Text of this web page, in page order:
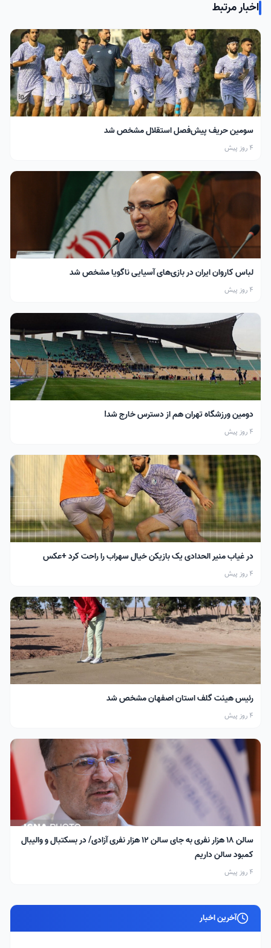
اخبار مرتبط
سومین حریف پیش‌فصل استقلال مشخص شد
4 روز پیش
لباس کاروان ایران در بازی‌های آسیایی ناگویا مشخص شد
4 روز پیش
دومین ورزشگاه تهران هم از دسترس خارج شد!
4 روز پیش
در غیاب منیر الحدادی یک بازیکن خیال سهراب را راحت کرد +عکس
4 روز پیش
رئیس هیئت گلف استان اصفهان مشخص شد
4 روز پیش
سالن ۱۸ هزار نفری به جای سالن ۱۲ هزار نفری آزادی/ در بسکتبال و والیبال
کمبود سالن داریم
4 روز پیش
آخرین اخبار